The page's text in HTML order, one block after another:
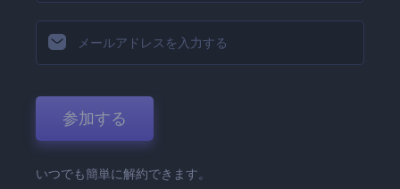
参加する
いつでも簡単に解約できます。